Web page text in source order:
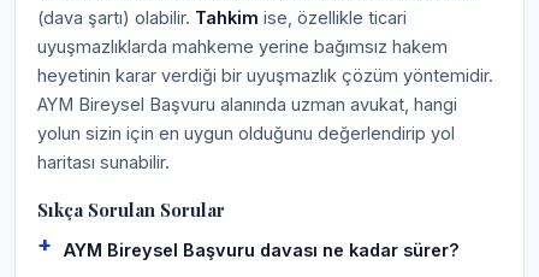
(dava şartı) olabilir. Tahkim ise, özellikle ticari
uyuşmazlıklarda mahkeme yerine bağımsız hakem
heyetinin karar verdiği bir uyuşmazlık çözüm yöntemidir.
AYM Bireysel Başvuru alanında uzman avukat, hangi
yolun sizin için en uygun olduğunu değerlendirip yol
haritası sunabilir.
Sıkça Sorulan Sorular
AYM Bireysel Başvuru davası ne kadar sürer?